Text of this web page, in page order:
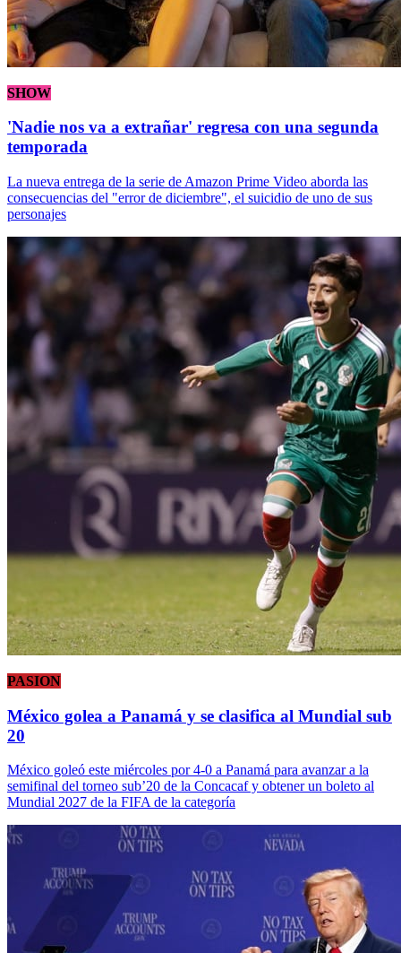
SHOW
'Nadie nos va a extrañar' regresa con una segunda
temporada
La nueva entrega de la serie de Amazon Prime Video aborda las
consecuencias del "error de diciembre", el suicidio de uno de sus
personajes
PASION
México golea a Panamá y se clasifica al Mundial sub
20
México goleó este miércoles por 4-0 a Panamá para avanzar a la
semifinal del torneo sub’20 de la Concacaf y obtener un boleto al
Mundial 2027 de la FIFA de la categoría